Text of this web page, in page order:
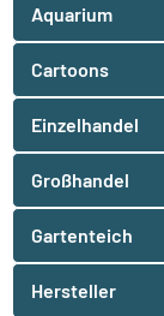
Aquarium
Cartoons
Einzelhandel
Großhandel
Gartenteich
Hersteller